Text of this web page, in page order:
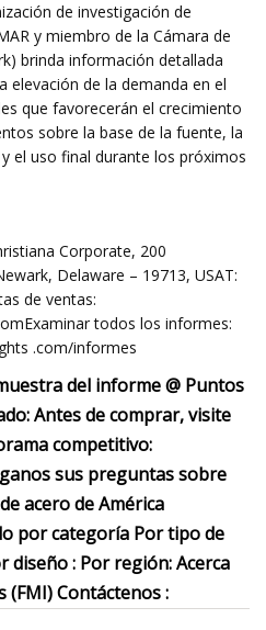
de investigación de
y miembro de la Cámara de
brinda información detallada
elevación de la demanda en el
que favorecerán el crecimiento
sobre la base de la fuente, la
el uso final durante los próximos
Corporate, 200
Delaware – 19713, USAT:
de ventas:
todos los informes:
.com/informes
del informe @ Puntos
Antes de comprar, visite
competitivo:
sus preguntas sobre
acero de América
por categoría Por tipo de
diseño : Por región: Acerca
Contáctenos :